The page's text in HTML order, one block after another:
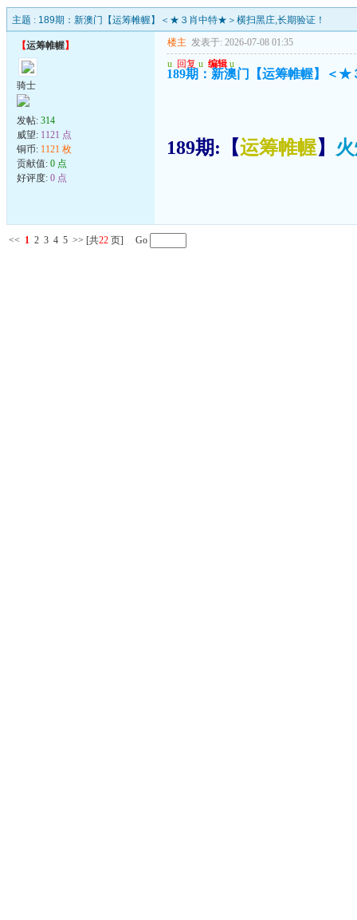
主题 : 189期：新澳门【运筹帷幄】＜★３肖中特★＞横扫黑庄,长期验证！
【运筹帷幄】
骑士
发帖: 314
威望: 1121 点
铜币: 1121 枚
贡献值: 0 点
好评度: 0 点
楼主 发表于: 2026-07-08 01:35
u 回复 u 编辑 u
189期：新澳门【运筹帷幄】＜
189期:【运筹帷幄】
<< 1 2 3 4 5 >> [共22 页] Go